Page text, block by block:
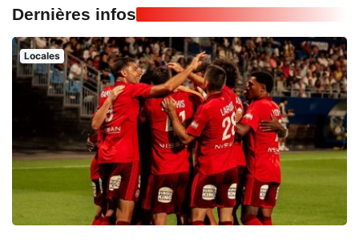
Dernières infos
Locales